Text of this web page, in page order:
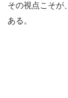
その視点こそが
ある。